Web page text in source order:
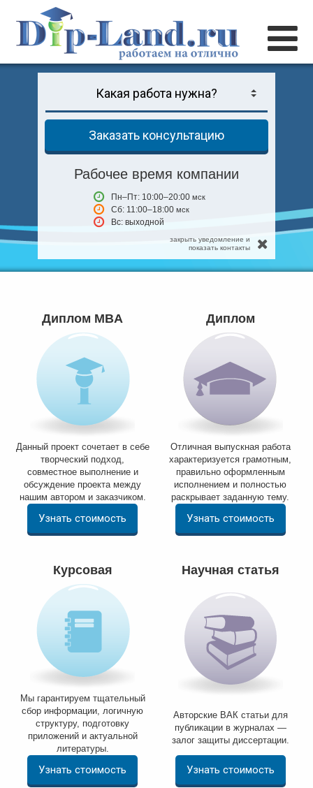
Заказать консультацию
Рабочее время компании
Пн–Пт: 10:00–20:00мск
Сб: 11:00–18:00мск
Вс: выходной
закрыть уведомление и
показать контакты
Диплом MBA
Данный проект сочетает в себе
творческий подход,
совместное выполнение и
обсуждение проекта между
нашим автором и заказчиком.
Узнать стоимость
Диплом
Отличная выпускная работа
характеризуется грамотным,
правильно оформленным
исполнением и полностью
раскрывает заданную тему.
Узнать стоимость
Курсовая
Мы гарантируем тщательный
сбор информации, логичную
структуру, подготовку
приложений и актуальной
литературы.
Узнать стоимость
Научная статья
Авторские ВАК статьи для
публикации в журналах —
залог защиты диссертации.
Узнать стоимость